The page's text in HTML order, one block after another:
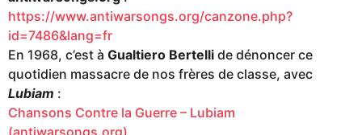
https://www.antiwarsongs.org/canzone.php?
id=7486&lang=fr
En 1968, c’est à Gualtiero Bertelli de dénoncer ce
quotidien massacre de nos frères de classe, avec
Lubiam :
Chansons Contre la Guerre – Lubiam